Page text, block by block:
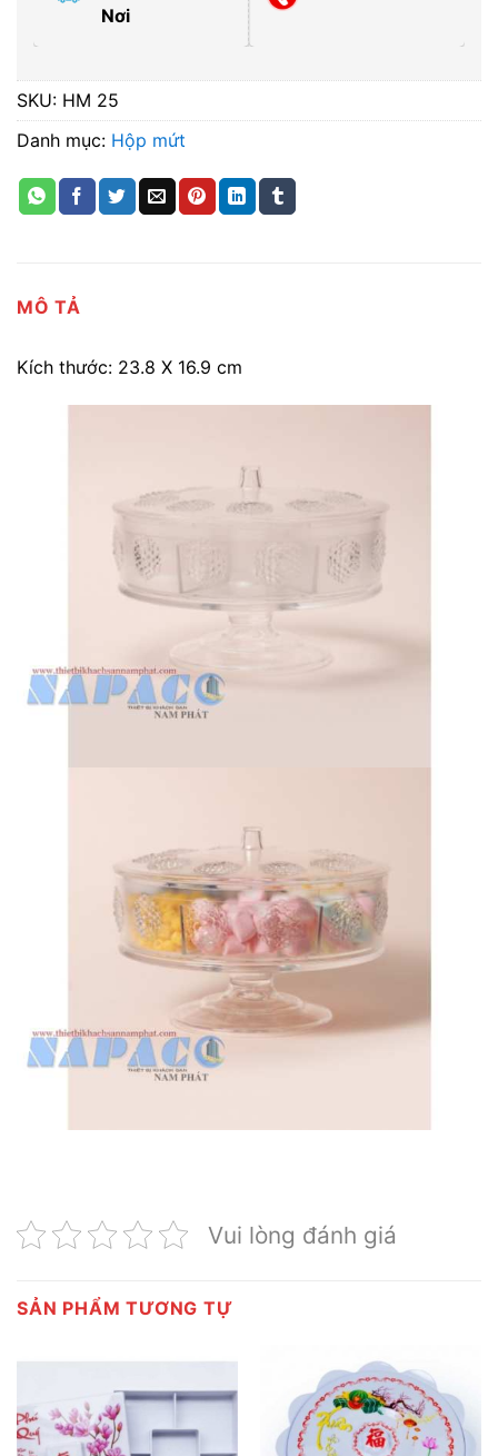
Nơi
SKU: HM 25
Danh mục: Hộp mứt
MÔ TẢ
Kích thước: 23.8 X 16.9 cm
Vui lòng đánh giá
SẢN PHẨM TƯƠNG TỰ